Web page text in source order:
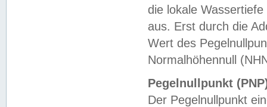
die lokale
aus. Erst durch die
Wert des
Normalhöhennull
Pegelnullpunkt
Der Pegelnullpunkt